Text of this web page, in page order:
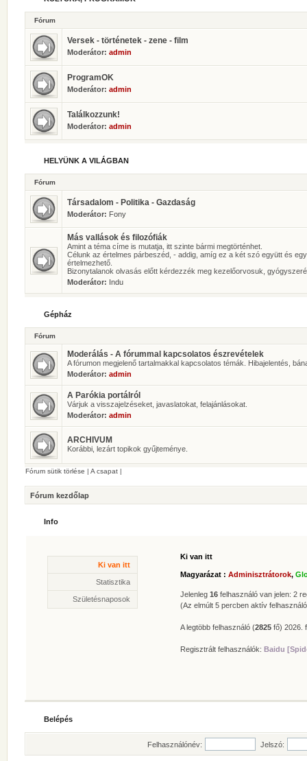
Fórum
Versek - történetek - zene - film
Moderátor: admin
ProgramOK
Moderátor: admin
Találkozzunk!
Moderátor: admin
HELYÜNK A VILÁGBAN
Fórum
Társadalom - Politika - Gazdaság
Moderátor: Fony
Más vallások és filozófiák
Amint a téma címe is mutatja, itt szinte bármi megtörténhet.
Célunk az értelmes párbeszéd, - addig, amíg ez a két szó együtt és
értelmezhető.
Bizonytalanok olvasás előtt kérdezzék meg kezelőorvosuk,
Moderátor: Indu
Gépház
Fórum
Moderálás - A fórummal kapcsolatos észrevételek
A fórumon megjelenő tartalmakkal kapcsolatos témák. Hibajelentés,
Moderátor: admin
A Parókia portálról
Várjuk a visszajelzéseket, javaslatokat, felajánlásokat.
Moderátor: admin
ARCHIVUM
Korábbi, lezárt topikok gyűjteménye.
Fórum sütik törlése | A csapat |
Fórum kezdőlap
Info
Ki van itt
Ki van itt
Magyarázat : Adminisztrátorok,
Jelenleg 16 felhasználó van jelen: 2
(Az elmúlt 5 percben aktív
A legtöbb felhasználó (2825 fő) 2026.
Regisztrált felhasználók: Baidu
Statisztika
Statisztika
* Hozzászólások száma:
62625
* Témák száma:
* Felhasználók száma: 606
* Legújabb regisztrált tagunk:Zolee
Születésnaposok
Belépés
Felhasználónév: Jelszó: